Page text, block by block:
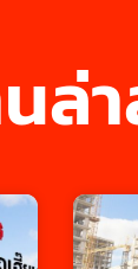
ล่